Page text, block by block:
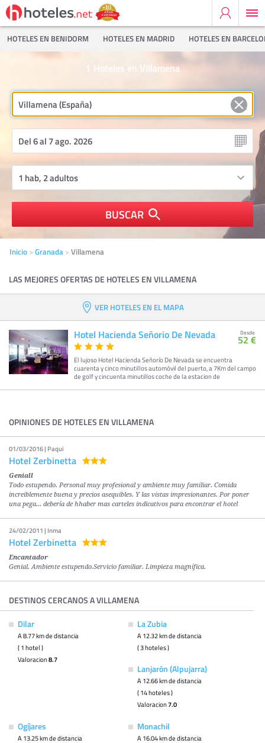
HOTELES EN BENIDORM HOTELES EN MADRID HOTELES EN
Hoteles en Villamena
1
BUSCAR
Inicio Granada Villamena
LAS MEJORES OFERTAS DE HOTELES EN VILLAMENA
VER HOTELES EN EL MAPA
Hotel Hacienda Señorio De Nevada
El lujoso Hotel Hacienda Señorío De Nevada se encuentra
cuarenta y cinco minutillos automóvil del puerto, a 7Km del campo
de golf y cincuenta minutillos coche de la estacion de
Desde
52 €
OPINIONES DE HOTELES EN VILLAMENA
01/03/2016 | Paqui
Hotel Zerbinetta
Geniall
Todo estupendo. Personal muy profesional y ambiente muy familiar. Comida
increiblemente buena y precios asequibles. Y las vistas impresionantes. Por poner
una pega... debería de hhaber mas carteles indicativos para encontrar el hotel
24/02/2011 | Inma
Hotel Zerbinetta
Encantador
Genial. Ambiente estupendo.Servicio familiar. Limpieza magnífica.
DESTINOS CERCANOS A VILLAMENA
Dilar
A 8.77 km de distancia
( 1 hotel )
Valoracion8.7
La Zubia
A 12.32 km de distancia
( 3 hoteles )
Lanjarón (Alpujarra)
A 12.66 km de distancia
( 14 hoteles )
Valoracion7.0
Ogíjares
A 13.25 km de distancia
Monachil
A 16.04 km de distancia